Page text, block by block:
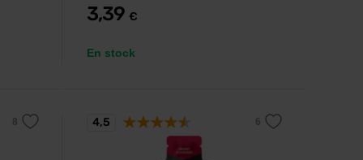
3,39 €
En stock
4,5